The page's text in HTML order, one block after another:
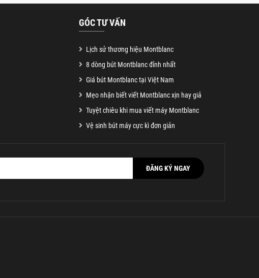
GÓC TƯ VẤN
Lịch sử thương hiệu Montblanc
8 dòng bút Montblanc đỉnh nhất
Giá bút Montblanc tại Việt Nam
Mẹo nhận biết viết Montblanc xịn hay giả
Tuyệt chiêu khi mua viết máy Montblanc
Vệ sinh bút máy cực kì đơn giản